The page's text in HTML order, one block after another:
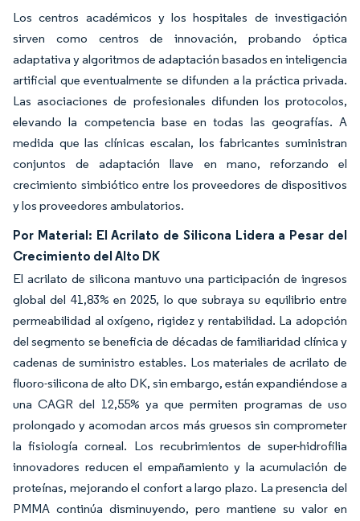
Los centros académicos y los hospitales de investigación
sirven como centros de innovación, probando óptica
adaptativa y algoritmos de adaptación basados en inteligencia
artificial que eventualmente se difunden a la práctica privada.
Las asociaciones de profesionales difunden los protocolos,
elevando la competencia base en todas las geografías. A
medida que las clínicas escalan, los fabricantes suministran
conjuntos de adaptación llave en mano, reforzando el
crecimiento simbiótico entre los proveedores de dispositivos
y los proveedores ambulatorios.
Por Material: El Acrilato de Silicona Lidera a Pesar del
Crecimiento del Alto DK
El acrilato de silicona mantuvo una participación de ingresos
global del 41,83% en 2025, lo que subraya su equilibrio entre
permeabilidad al oxígeno, rigidez y rentabilidad. La adopción
del segmento se beneficia de décadas de familiaridad clínica y
cadenas de suministro estables. Los materiales de acrilato de
fluoro-silicona de alto DK, sin embargo, están expandiéndose a
una CAGR del 12,55% ya que permiten programas de uso
prolongado y acomodan arcos más gruesos sin comprometer
la fisiología corneal. Los recubrimientos de super-hidrofilia
innovadores reducen el empañamiento y la acumulación de
proteínas, mejorando el confort a largo plazo. La presencia del
PMMA continúa disminuyendo, pero mantiene su valor en